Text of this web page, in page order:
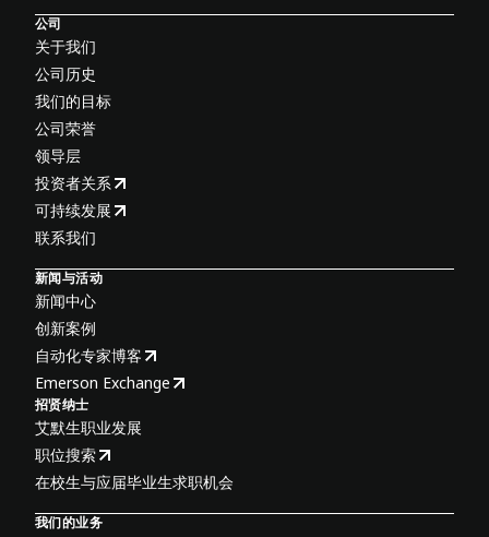
公司
关于我们
公司历史
我们的目标
公司荣誉
领导层
投资者关系
可持续发展
联系我们
新闻与活动
新闻中心
创新案例
自动化专家博客
Emerson Exchange
招贤纳士
艾默生职业发展
职位搜索
在校生与应届毕业生求职机会
我们的业务